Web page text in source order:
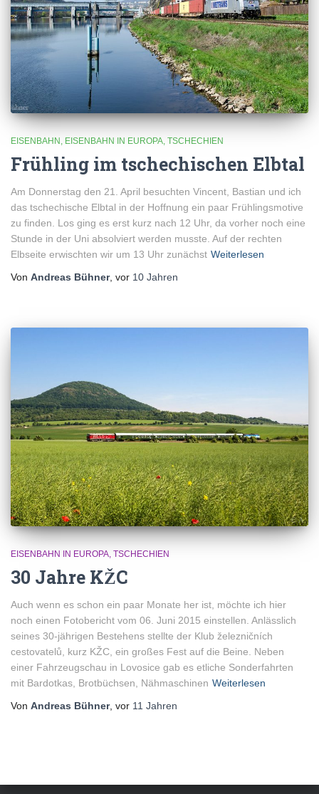
EISENBAHN EISENBAHN IN EUROPA TSCHECHIEN
Frühling im tschechischen Elbtal
Am Donnerstag den 21. April besuchten Vincent, Bastian und ich
das tschechische Elbtal in der Hoffnung ein paar Frühlingsmotive
zu finden. Los ging es erst kurz nach 12 Uhr, da vorher noch eine
Stunde in der Uni absolviert werden musste. Auf der rechten
Elbseite erwischten wir um 13 Uhr zunächst Weiterlesen
Von Andreas Bühner, vor 10 Jahren
EISENBAHN IN EUROPA TSCHECHIEN
30 Jahre KŽC
Auch wenn es schon ein paar Monate her ist, möchte ich hier
noch einen Fotobericht vom 06. Juni 2015 einstellen. Anlässlich
seines 30-jährigen Bestehens stellte der Klub železničních
cestovatelů, kurz KŽC, ein großes Fest auf die Beine. Neben
einer Fahrzeugschau in Lovosice gab es etliche Sonderfahrten
mit Bardotkas, Brotbüchsen, Nähmaschinen Weiterlesen
Von Andreas Bühner, vor 11 Jahren